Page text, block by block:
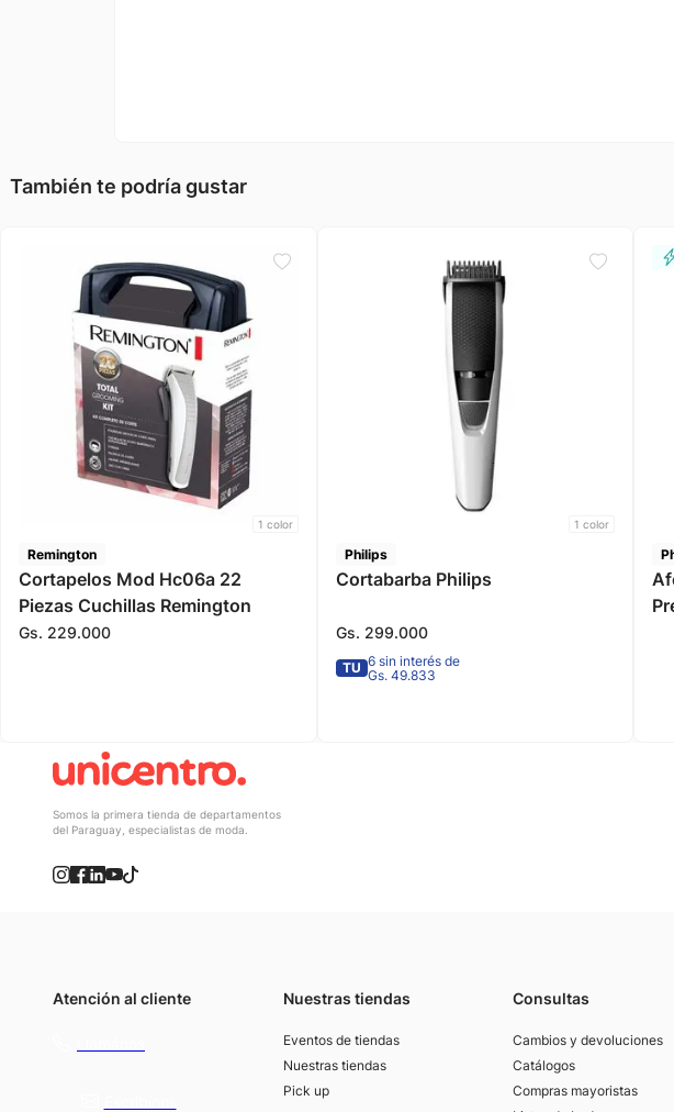
También te podría gustar
1 color
Remington
Cortapelos Mod Hc06a 22
Piezas Cuchillas Remington
Gs. 229.000
1 color
Philips
Cortabarba Philips
Gs. 299.000
TU 6 sin interés de
Gs. 49.833
Somos la primera tienda de departamentos
del Paraguay, especialistas de moda.
Atención al cliente
Nuestras tiendas
Eventos de tiendas
Nuestras tiendas
Pick up
Consultas
Cambios y devoluciones
Catálogos
Compras mayoristas